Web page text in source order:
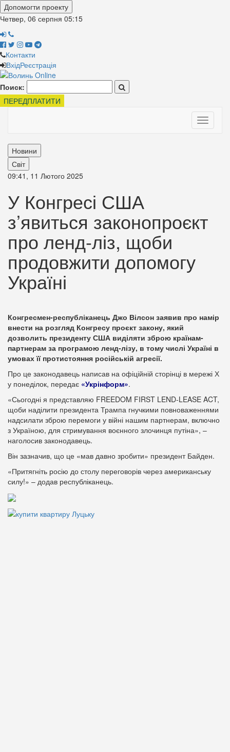
Допомогти проекту
Четвер, 06 серпня 05:15
Контакти
ВхідРеєстрація
Поиск:
ПЕРЕДПЛАТИТИ
Toggle
Новини
Світ
09:41, 11 Лютого 2025
У Конгресі США
з’явиться законопроєкт
про ленд-ліз, щоби
продовжити допомогу
Україні
Конгресмен-республіканець Джо Вілсон заявив про намір
внести на розгляд Конгресу проєкт закону, який
дозволить президенту США виділяти зброю країнам-
партнерам за програмою ленд-лізу, в тому числі Україні в
умовах її протистояння російській агресії.
Про це законодавець написав на офіційній сторінці в мережі Х
у понеділок, передає «Укрінформ».
«Сьогодні я представляю FREEDOM FIRST LEND-LEASE ACT,
щоби наділити президента Трампа гнучкими повноваженнями
надсилати зброю перемоги у війні нашим партнерам, включно
з Україною, для стримування воєнного злочинця путіна», –
наголосив законодавець.
Він зазначив, що це «мав давно зробити» президент Байден.
«Притягніть росію до столу переговорів через американську
силу!» – додав республіканець.